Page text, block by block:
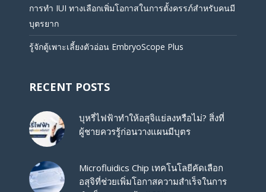
การทำ IUI ทางเลือกเพิ่มโอกาสในการตั้งครรภ์สำหรับคนมี
บุตรยาก
รู้จักตู้เพาะเลี้ยงตัวอ่อน EmbryoScope Plus
RECENT POSTS
บุหรี่ไฟฟ้าทำให้อสุจิแย่ลงหรือไม่? สิ่งที่
ผู้ชายควรรู้ก่อนวางแผนมีบุตร
Microfluidics Chip เทคโนโลยีคัดเลือก
อสุจิที่ช่วยเพิ่มโอกาสความสำเร็จในการ